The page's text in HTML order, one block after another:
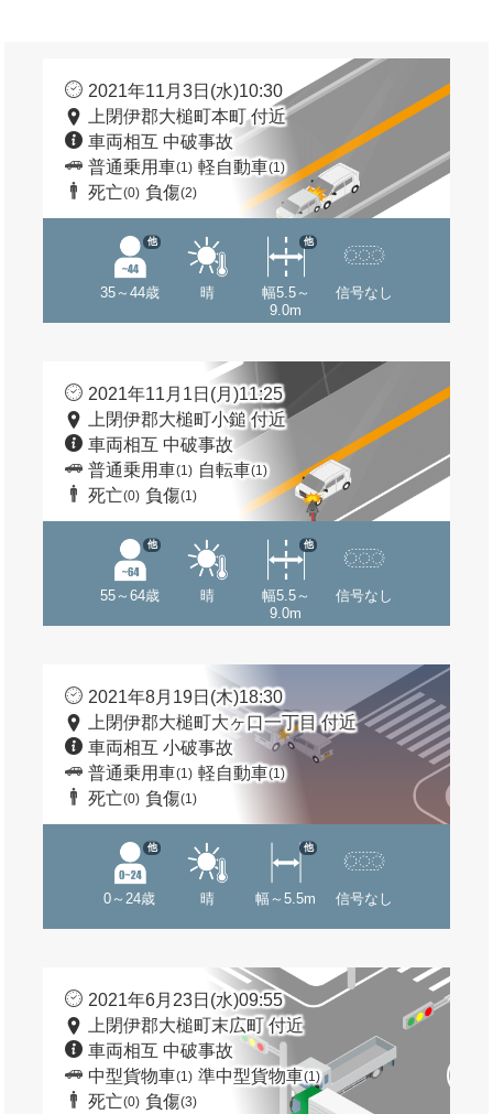
2021年11月3日(水)10:30
上閉伊郡大槌町本町 付近
車両相互 中破事故
普通乗用車(1) 軽自動車(1)
死亡(0) 負傷(2)
35～44歳
他
晴
幅5.5～
9.0m
他
信号なし
2021年11月1日(月)11:25
上閉伊郡大槌町小鎚 付近
車両相互 中破事故
普通乗用車(1) 自転車(1)
死亡(0) 負傷(1)
55～64歳
他
晴
幅5.5～
9.0m
他
信号なし
2021年8月19日(木)18:30
上閉伊郡大槌町大ヶ口一丁目 付近
車両相互 小破事故
普通乗用車(1) 軽自動車(1)
死亡(0) 負傷(1)
0～24歳
他
晴 幅～5.5m
他
信号なし
2021年6月23日(水)09:55
上閉伊郡大槌町末広町 付近
車両相互 中破事故
中型貨物車(1) 準中型貨物車(1)
死亡(0) 負傷(3)